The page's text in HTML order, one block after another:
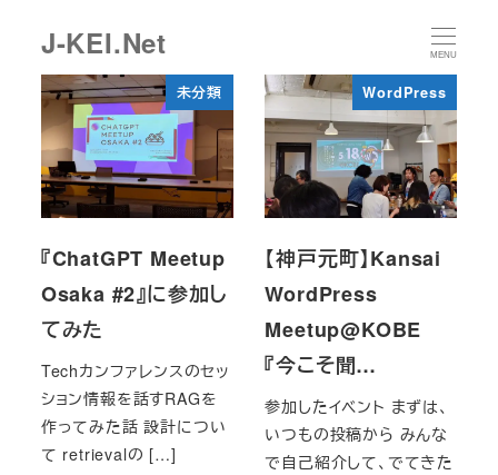
J-KEI.Net MENU
未分類
『ChatGPT Meetup
Osaka #2』に参加し
てみた
Techカンファレンスのセッ
ション情報を話すRAGを
作ってみた話 設計につい
て retrievalの […]
WordPress
【神戸元町】Kansai
WordPress
Meetup@KOBE
『今こそ聞…
参加したイベント まずは、
いつもの投稿から みんな
で自己紹介して、でてきた